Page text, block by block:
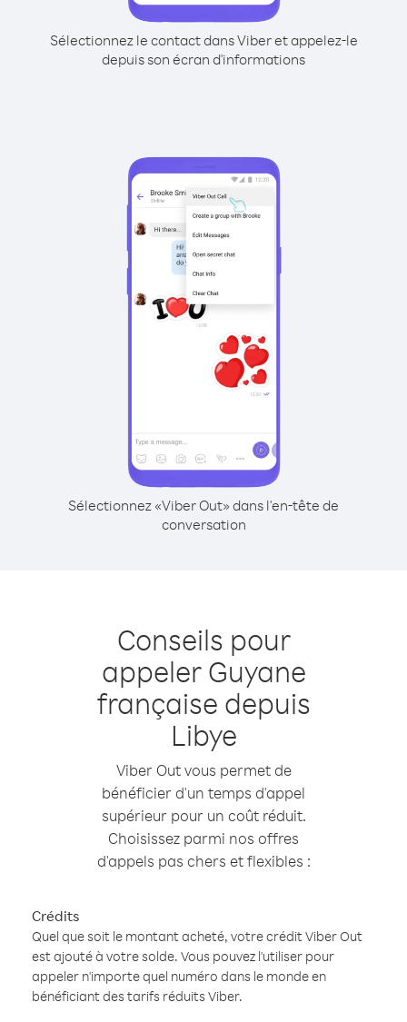
Sélectionnez le contact dans Viber et appelez-le
depuis son écran d'informations
Sélectionnez «Viber Out» dans l'en-tête de
conversation
Conseils pour
appeler Guyane
française depuis
Libye
Viber Out vous permet de
bénéficier d'un temps d'appel
supérieur pour un coût réduit.
Choisissez parmi nos offres
d'appels pas chers et flexibles :
Crédits
Quel que soit le montant acheté, votre crédit Viber Out
est ajouté à votre solde. Vous pouvez l'utiliser pour
appeler n'importe quel numéro dans le monde en
bénéficiant des tarifs réduits Viber.